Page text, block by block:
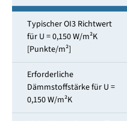
Typischer OI3 Richtwert
für U = 0,150 W/m²K
[Punkte/m²]
Erforderliche
Dämmstoffstärke für U =
0,150 W/m²K